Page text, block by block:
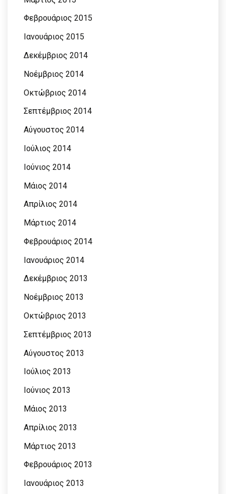
Φεβρουάριος 2015
Ιανουάριος 2015
Δεκέμβριος 2014
Νοέμβριος 2014
Οκτώβριος 2014
Σεπτέμβριος 2014
Αύγουστος 2014
Ιούλιος 2014
Ιούνιος 2014
Μάιος 2014
Απρίλιος 2014
Μάρτιος 2014
Φεβρουάριος 2014
Ιανουάριος 2014
Δεκέμβριος 2013
Νοέμβριος 2013
Οκτώβριος 2013
Σεπτέμβριος 2013
Αύγουστος 2013
Ιούλιος 2013
Ιούνιος 2013
Μάιος 2013
Απρίλιος 2013
Μάρτιος 2013
Φεβρουάριος 2013
Ιανουάριος 2013